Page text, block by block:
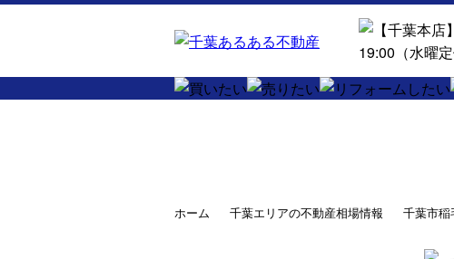
ホーム 千葉エリアの不動産相場情報 千葉市稲